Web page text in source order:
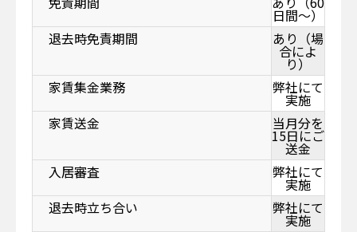
日間～）
退去時免責期間
あり（場
合によ
り）
家賃集金業務
弊社にて
実施
家賃送金
当月分を
15日にご
送金
入居審査
弊社にて
実施
退去時立ち合い
弊社にて
実施